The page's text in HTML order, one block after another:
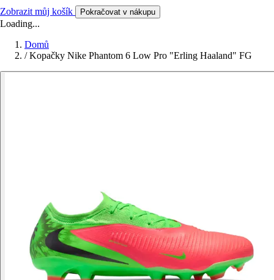
Zobrazit můj košík Pokračovat v nákupu
Loading...
Domů
/ Kopačky Nike Phantom 6 Low Pro "Erling Haaland" FG